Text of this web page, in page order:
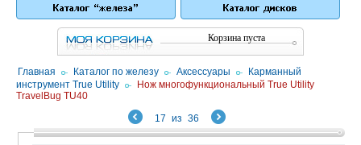
Корзина пуста
Главная / Каталог по железу / Аксессуары /
Карманный
инструмент True Utility /
Нож многофункциональный True Utility
TravelBug TU40
17 из 36